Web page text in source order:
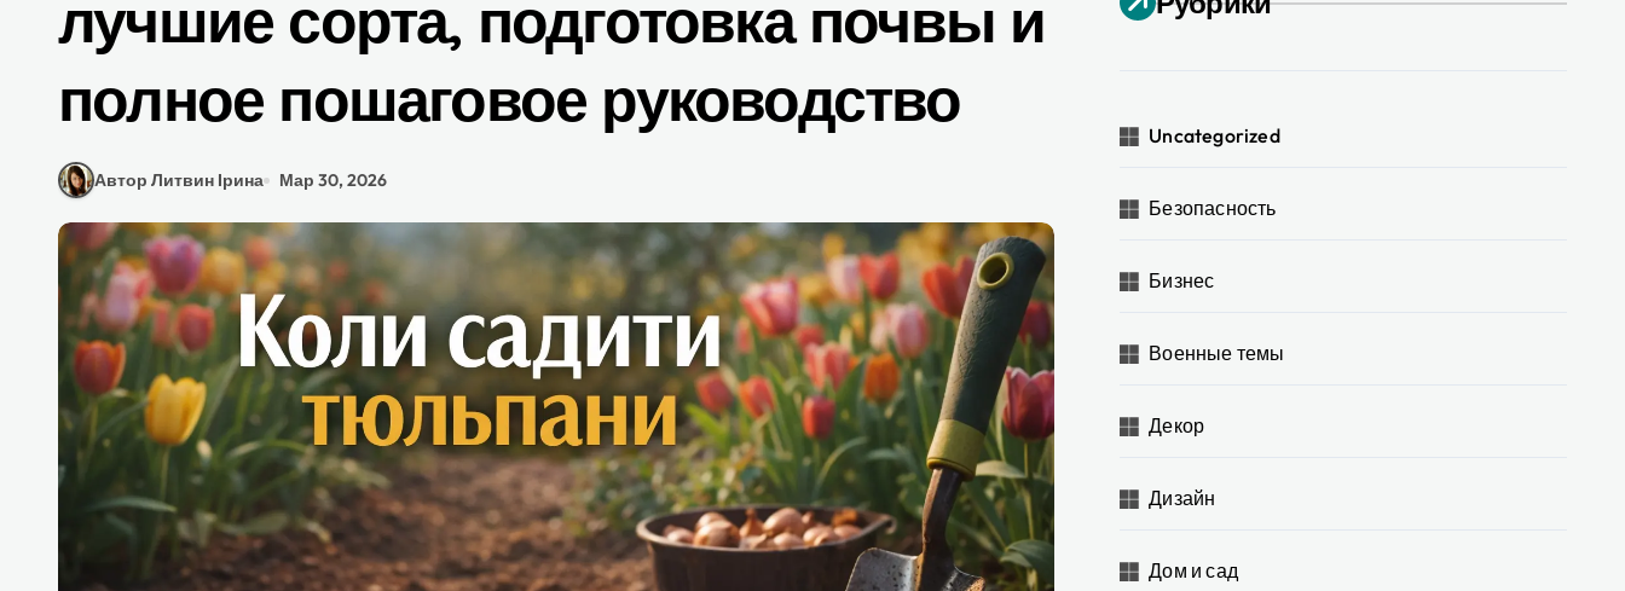
лучшие сорта, подготовка почвы и
полное пошаговое руководство
Автор Литвин Ірина Мар 30, 2026
Uncategorized
Безопасность
Бизнес
Военные темы
Декор
Дизайн
Дом и сад